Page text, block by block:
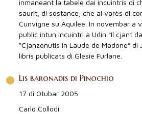
inmaneant la tabele dai incuintris di
saurît, di sostance, che al varès di
Cunvigne su Aquilee. In novembar a
public intun incuintri a Udin “Il cjant
“Cjanzonutis in Laude de Madone” di
libris publicats di Glesie Furlane.
Lis baronadis di Pinochio
17 di Otubar 2005
Carlo Collodi